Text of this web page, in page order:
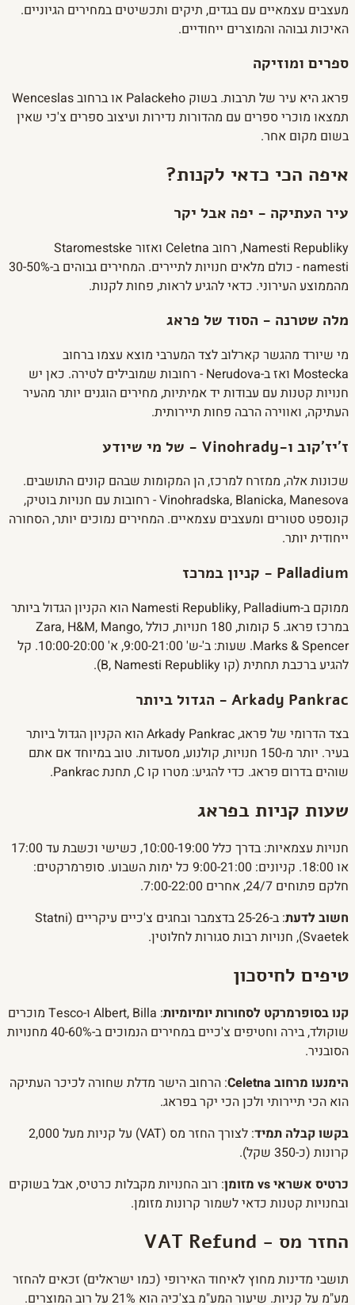
מעצבים עצמאיים עם בגדים, תיקים ותכשיטים במחירים הגיוניים.
האיכות גבוהה והמוצרים ייחודיים.
ספרים ומוזיקה
פראג היא עיר של תרבות. בשוק Palackeho או ברחוב Wenceslas
תמצאו מוכרי ספרים עם מהדורות נדירות ועיצוב ספרים צ'כי שאין
בשום מקום אחר.
איפה הכי כדאי לקנות?
עיר העתיקה - יפה אבל יקר
Namesti Republiky, רחוב Celetna ואזור Staromestske
namesti - כולם מלאים חנויות לתיירים. המחירים גבוהים ב-30-50%
מהממוצע העירוני. כדאי להגיע לראות, פחות לקנות.
מלה שטרנה - הסוד של פראג
מי שיורד מהגשר קארלוב לצד המערבי מוצא עצמו ברחוב
Mostecka ואז ב-Nerudova - רחובות שמובילים לטירה. כאן יש
חנויות קטנות עם עבודות יד אמיתיות, מחירים הוגנים יותר מהעיר
העתיקה, ואווירה הרבה פחות תיירותית.
ז'יז'קוב ו-Vinohrady - של מי שיודע
שכונות אלה, ממזרח למרכז, הן המקומות שבהם קונים התושבים.
Vinohradska, Blanicka, Manesova - רחובות עם חנויות בוטיק,
קונספט סטורים ומעצבים עצמאיים. המחירים נמוכים יותר, הסחורה
ייחודית יותר.
Palladium - קניון במרכז
ממוקם ב-Namesti Republiky, Palladium הוא הקניון הגדול ביותר
במרכז פראג. 5 קומות, 180 חנויות, כולל Zara, H&M, Mango,
Marks & Spencer. שעות: ב'-ש' 9:00-21:00, א' 10:00-20:00. קל
להגיע ברכבת תחתית (קו B, Namesti Republiky).
Arkady Pankrac - הגדול ביותר
בצד הדרומי של פראג, Arkady Pankrac הוא הקניון הגדול ביותר
בעיר. יותר מ-150 חנויות, קולנוע, מסעדות. טוב במיוחד אם אתם
שוהים בדרום פראג. כדי להגיע: מטרו קו C, תחנת Pankrac.
שעות קניות בפראג
חנויות עצמאיות: בדרך כלל 10:00-19:00, כשישי וכשבת עד 17:00
או 18:00. קניונים: 9:00-21:00 כל ימות השבוע. סופרמרקטים:
חלקם פתוחים 24/7, אחרים 7:00-22:00.
חשוב לדעת
: ב-25-26 בדצמבר ובחגים צ'כיים עיקריים (Statni
Svaetek), חנויות רבות סגורות לחלוטין.
טיפים לחיסכון
קנו בסופרמרקט לסחורות יומיומיות
: Albert, Billa ו-Tesco מוכרים
שוקולד, בירה וחטיפים צ'כיים במחירים הנמוכים ב-40-60% מחנויות
הסובניר.
הימנעו מרחוב Celetna
: הרחוב הישר מדלת שחורה לכיכר העתיקה
הוא הכי תיירותי ולכן הכי יקר בפראג.
בקשו קבלה תמיד
: לצורך החזר מס (VAT) על קניות מעל 2,000
קרונות (כ-350 שקל).
כרטיס אשראי vs מזומן
: רוב החנויות מקבלות כרטיס, אבל בשוקים
ובחנויות קטנות כדאי לשמור קרונות מזומן.
החזר מס - VAT Refund
תושבי מדינות מחוץ לאיחוד האירופי (כמו ישראלים) זכאים להחזר
מע"מ על קניות. שיעור המע"מ בצ'כיה הוא 21% על רוב המוצרים.